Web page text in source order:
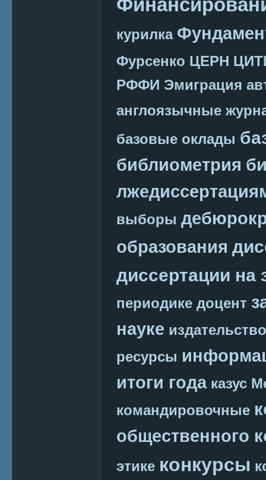
курилка
Фурсенко ЦЕРН
РФФИ Эмиграция
англоязычные
базовые оклады
библиометрия
выборы
образования
диссертации на
периодике доцент
науке издательство
ресурсы
итоги года казус
командировочные
общественного
этике конкурсы